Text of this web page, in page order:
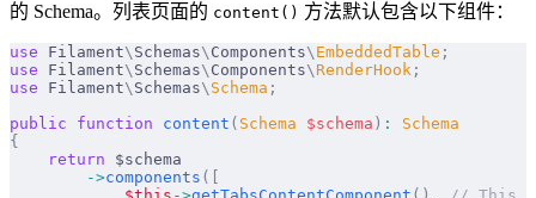
的 Schema。列表页面的 content() 方法默认包含以下组件：
use Filament\ Schemas\ Components\ EmbeddedTable ;
use Filament\ Schemas\ Components\ RenderHook ;
use Filament\ Schemas\ Schema ;
public function content ( Schema $schema ) :
Schema
{
    return
$schema
        ->
components ([